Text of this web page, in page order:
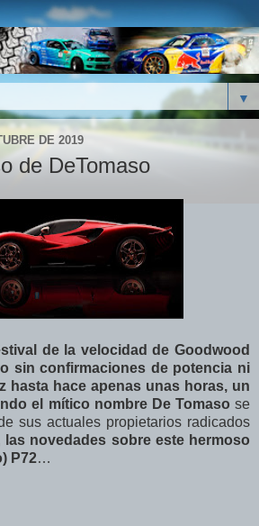
▼
DE 2019
de DeTomaso
de la velocidad de Goodwood
sin confirmaciones de potencia ni
hasta hace apenas unas horas, un
el mítico nombre De Tomaso se
sus actuales propietarios radicados
las novedades sobre este hermoso
P72…